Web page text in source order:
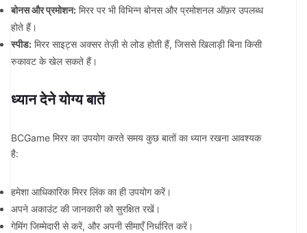
बोनस और प्रमोशन: मिरर पर भी विभिन्न बोनस और प्रमोशनल ऑफ़र उपलब्ध
होते हैं।
स्पीड: मिरर साइट्स अक्सर तेज़ी से लोड होती हैं, जिससे खिलाड़ी बिना किसी
रुकावट के खेल सकते हैं।
ध्यान देने योग्य बातें
BCGame मिरर का उपयोग करते समय कुछ बातों का ध्यान रखना आवश्यक
है:
हमेशा आधिकारिक मिरर लिंक का ही उपयोग करें।
अपने अकाउंट की जानकारी को सुरक्षित रखें।
गेमिंग जिम्मेदारी से करें, और अपनी सीमाएँ निर्धारित करें।